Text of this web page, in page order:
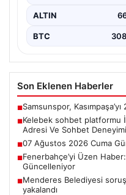
ALTIN
BTC
Son Eklenen Haberler
■Samsunspor,
■Kelebek sohbet platformu
Adresi Ve Sohbet Deneyimi
■07 Ağustos 2026 Cuma
■Fenerbahçe’yi Üzen
Güncelleniyor
■Menderes Belediyesi
yakalandı